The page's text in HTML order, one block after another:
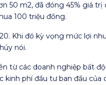
50 m2, đã đóng 45% giá
100 triệu đồng.
Khi đó kỳ vọng mức lợi
nói.
từ các doanh nghiệp bất
kinh phí đầu tư ban đầu